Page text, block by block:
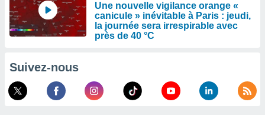
Une nouvelle vigilance orange «
canicule » inévitable à Paris : jeudi,
la journée sera irrespirable avec
près de 40 °C
Suivez-nous